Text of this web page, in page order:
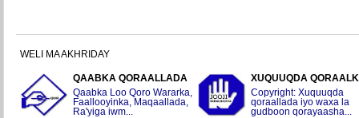
WELI MA AKHRIDAY
QAABKA QORAALLADA
Qaabka Loo Qoro Wararka,
Faallooyinka, Maqaallada,
Ra'yiga iwm...
XUQUUQDA
Copyright: Xuquuqda
qoraallada iyo waxa la
gudboon qorayaasha...